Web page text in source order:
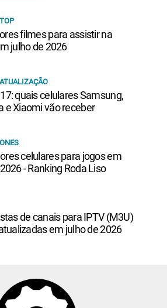
filmes para assistir na
julho de 2026
quais celulares Samsung,
e Xiaomi vão receber
celulares para jogos em
- Ranking Roda Liso
de canais para IPTV (M3U)
em julho de 2026